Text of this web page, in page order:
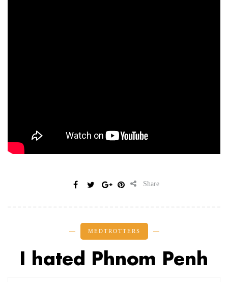
Share
MEDTROTTERS
I hated Phnom Penh